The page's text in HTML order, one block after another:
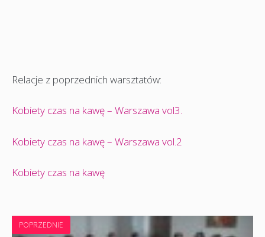
Relacje z poprzednich warsztatów:
Kobiety czas na kawę – Warszawa vol3.
Kobiety czas na kawę – Warszawa vol.2
Kobiety czas na kawę
POPRZEDNIE